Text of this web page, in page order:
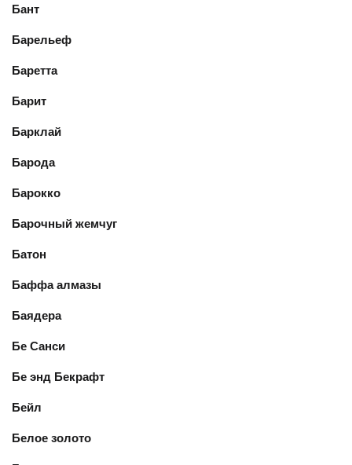
Бант
Барельеф
Баретта
Барит
Барклай
Барода
Барокко
Барочный жемчуг
Батон
Баффа алмазы
Баядера
Бе Санси
Бе энд Бекрафт
Бейл
Белое золото